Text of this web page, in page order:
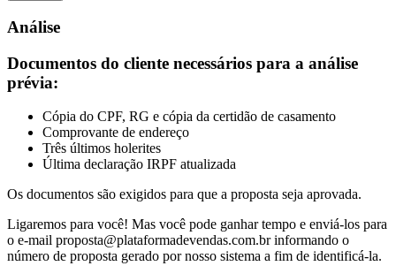
Análise
Documentos do cliente necessários para a análise
prévia:
Cópia do CPF, RG e cópia da certidão de casamento
Comprovante de endereço
Três últimos holerites
Última declaração IRPF atualizada
Os documentos são exigidos para que a proposta seja aprovada.
Ligaremos para você! Mas você pode ganhar tempo e enviá-los para
o e-mail proposta@plataformadevendas.com.brinformando o
número de proposta gerado por nosso sistema a fim de identificá-la.